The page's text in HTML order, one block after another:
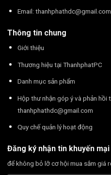
Email: thanhphathdc@gmail.com
Thông tin chung
Giới thiệu
Thương hiệu tại ThanhphatPC
Danh mục sản phẩm
Hộp thư nhận góp ý và phản hồi
thanhphathdc@gmail.com
Quy chế quản lý hoạt động
Đăng ký nhận tin khuyến mại
để không bỏ lỡ cơ hội mua sắm giá